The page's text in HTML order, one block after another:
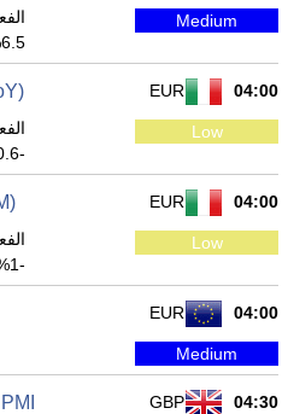
Medium
6.5%
04:00
EUR
Low
-0.6%
04:00
EUR
Low
-1%
04:00
EUR
Medium
04:30
GBP